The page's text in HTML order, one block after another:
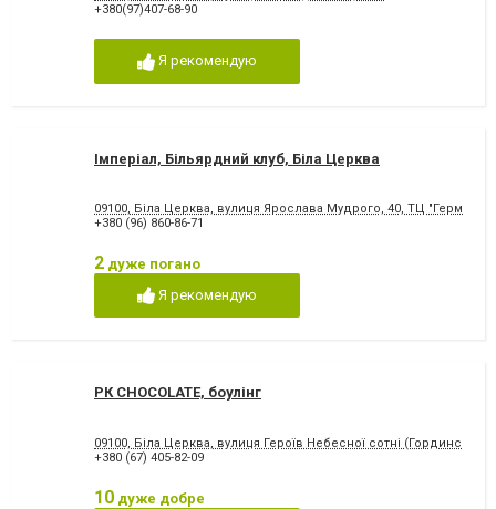
+380(97)407-68-90
Я рекомендую
Імперіал, Більярдний клуб, Біла Церква
09100, Біла Церква, вулиця Ярослава Мудрого, 40, ТЦ "Гермес"
+380 (96) 860-86-71
2 дуже погано
Я рекомендую
РК CHOCOLATE, боулінг
09100, Біла Церква, вулиця Героїв Небесної сотні
+380 (67) 405-82-09
10 дуже добре